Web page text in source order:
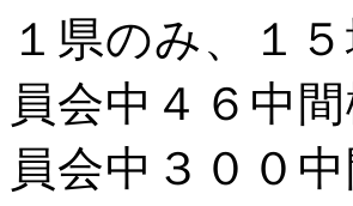
１県のみ、１
員会中４６中
員会中３００